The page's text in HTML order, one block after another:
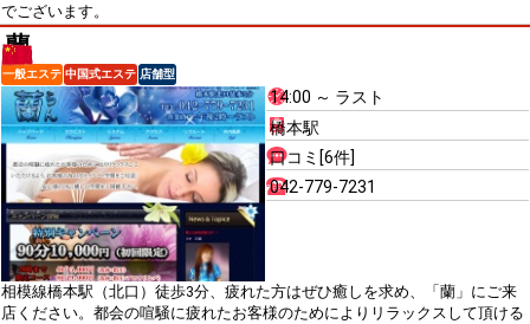
でございます。
蘭
一般エステ 中国式エステ 店舗型
14:00 ～ ラスト
橋本駅
口コミ[6件]
042-779-7231
相模線橋本駅（北口）徒歩3分、疲れた方はぜひ癒しを求め、「蘭」にご来
店ください。都会の喧騒に疲れたお客様のためによりリラックスして頂ける